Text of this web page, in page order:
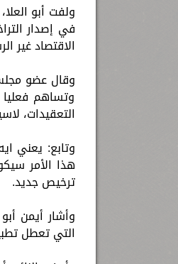
ولفت أبو
في إصدار
الاقتصاد غير
وقال عضو
وتساهم
التعقيدات،
وتابع: يعني
هذا الأمر
ترخيص جديد.
التي تعطل